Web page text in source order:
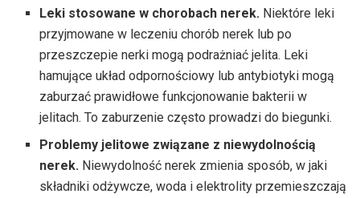
Leki stosowane w chorobach nerek. Niektóre leki
przyjmowane w leczeniu chorób nerek lub po
przeszczepie nerki mogą podrażniać jelita. Leki
hamujące układ odpornościowy lub antybiotyki mogą
zaburzać prawidłowe funkcjonowanie bakterii w
jelitach. To zaburzenie często prowadzi do biegunki.
Problemy jelitowe związane z niewydolnością
nerek. Niewydolność nerek zmienia sposób, w jaki
składniki odżywcze, woda i elektrolity przemieszczają